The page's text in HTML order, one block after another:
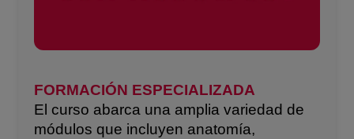
FORMACIÓN ESPECIALIZADA
El curso abarca una amplia variedad de
módulos que incluyen anatomía,